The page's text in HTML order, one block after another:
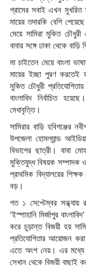
গ্রামের সবাই এখন মুখরিত
মায়ের তদারকি বেশি
মেয়ে সামিরা মুকিত
বাবার সঙ্গে ঢাকা থেকে বাড়ি
মা চাইতেন মেয়ে বাংলা
মায়ের ইচ্ছা পুরণ করতেই
মুকিত চৌধুরী
বাংলাবিদ নির্বাচিত
মেধাবৃত্তি।
সামিরার বাড়ি হবিগঞ্জের
উপজেলা হোমল্যান্ড
বিভাগের ছাত্রী। বাবা
মুক্তিযুদ্ধ বিষয়ক সম্পাদক ও
প্রাথমিক বিদ্যালয়ের
বড়।
গত ১ সেপ্টেম্বর সন্ধ্যায়
‘ইস্পাহানি মির্জাপুর
করে চুড়ান্ত বিজয়ী হয়
প্রতিযোগিতার আয়োজন করা
এতে অংশ নেয়। এর মধ্যে
সেখান থেকে বিজয়ী বাছাই